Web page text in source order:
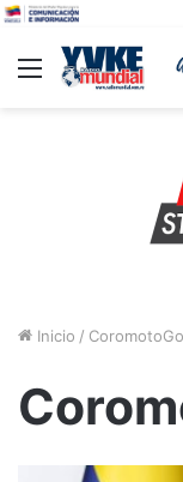
Menu
Inicio /